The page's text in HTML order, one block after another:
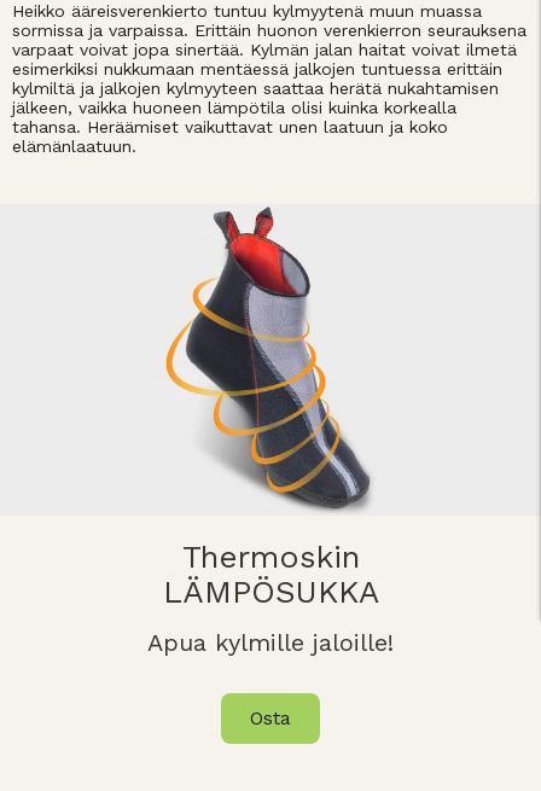
Heikko ääreisverenkierto tuntuu kylmyytenä muun muassa
sormissa ja varpaissa. Erittäin huonon verenkierron seurauksena
varpaat voivat jopa sinertää. Kylmän jalan haitat voivat ilmetä
esimerkiksi nukkumaan mentäessä jalkojen tuntuessa erittäin
kylmiltä ja jalkojen kylmyyteen saattaa herätä nukahtamisen
jälkeen, vaikka huoneen lämpötila olisi kuinka korkealla
tahansa. Heräämiset vaikuttavat unen laatuun ja koko
elämänlaatuun.
Thermoskin
LÄMPÖSUKKA
Apua kylmille jaloille!
Osta